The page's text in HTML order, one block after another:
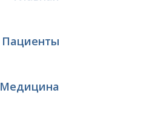
Пациенты
Медицина